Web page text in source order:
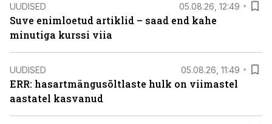
UUDISED 05.08.26, 12:49
Suve enimloetud artiklid – saad end kahe
minutiga kurssi viia
UUDISED 05.08.26, 11:49
ERR: hasartmängusõltlaste hulk on viimastel
aastatel kasvanud